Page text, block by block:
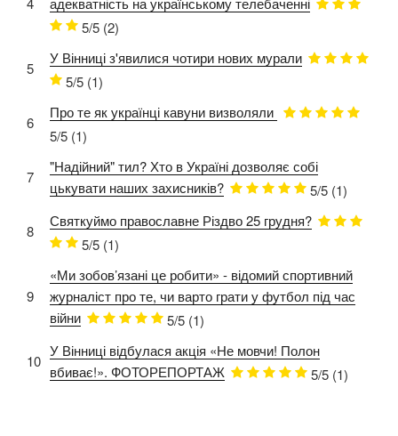
5/5 (2)
5
У Вінниці з'явилися чотири нових мурали
5/5 (1)
6
Про те як українці кавуни визволяли
5/5 (1)
7
"Надійний" тил? Хто в Україні дозволяє собі
цькувати наших захисників?
5/5 (1)
8
Святкуймо православне Різдво 25 грудня?
5/5 (1)
9
«Ми зобов’язані це робити» - відомий спортивний
журналіст про те, чи варто грати у футбол під час
війни
5/5 (1)
10
У Вінниці відбулася акція «Не мовчи! Полон
вбиває!». ФОТОРЕПОРТАЖ
5/5 (1)